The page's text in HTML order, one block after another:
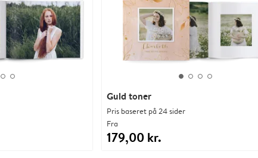
Guld toner
Pris baseret på 24 sider
Fra
179,00 kr.